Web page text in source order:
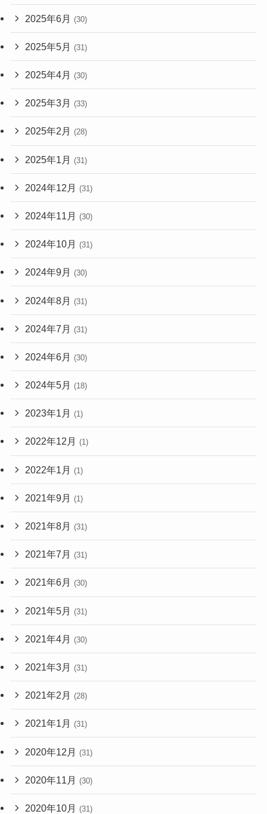
2025年6月 (30)
2025年5月 (31)
2025年4月 (30)
2025年3月 (33)
2025年2月 (28)
2025年1月 (31)
2024年12月 (31)
2024年11月 (30)
2024年10月 (31)
2024年9月 (30)
2024年8月 (31)
2024年7月 (31)
2024年6月 (30)
2024年5月 (18)
2023年1月 (1)
2022年12月 (1)
2022年1月 (1)
2021年9月 (1)
2021年8月 (31)
2021年7月 (31)
2021年6月 (30)
2021年5月 (31)
2021年4月 (30)
2021年3月 (31)
2021年2月 (28)
2021年1月 (31)
2020年12月 (31)
2020年11月 (30)
2020年10月 (31)